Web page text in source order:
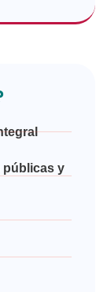
públicas y